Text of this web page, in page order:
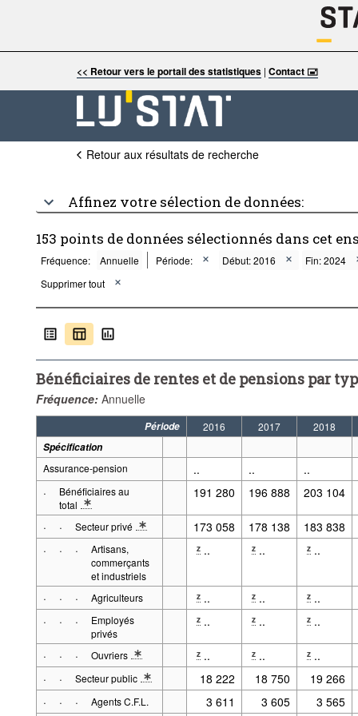
<< Retour vers le portail des statistiques |Contact 🖃
Retour aux résultats de recherche
Affinez votre sélection de données:
153 points de données sélectionnés dans cet
Fréquence: Annuelle Période: Début: 2016
Fin: 2024
Supprimer tout
Bénéficiaires de rentes et de pensions par
Fréquence: Annuelle
Période 2016 2017
2018
Spécification
Assurance-pension
.. ..
..
·
Bénéficiaires au
total
* Note spécification 2: Nombre de rentes/pensions au mois de
191 280 196 888 203 104
· · Secteur privé
* Note spécification 2: Nombre de pensions.
173 058 178 138
183 838
· · ·
Artisans,
commerçants
et industriels
z .. z .. z ..
· · · Agriculteurs z .. z .. z ..
· · ·
Employés
privés
z .. z .. z ..
· · · Ouvriers
* Note spécification 2: Définitions : Ouvrier
z .. z .. z ..
· · Secteur public
* Note spécification 2: Jusqu'en 2009 uniquement bénéficiaires
18 222 18 750
19 266
· · · Agents C.F.L. 3 611 3 605
3 565